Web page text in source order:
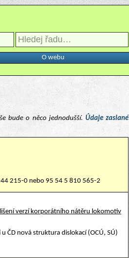
O webu
bude o něco jednodušší. Údaje zaslané
215-0 nebo 95 54 5 810 565-2
verzí korporátního nátěru lokomotiv
ČD nová struktura dislokací (OCÚ, SÚ)